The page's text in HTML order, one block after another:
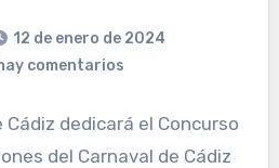
12 de enero de 2024
comentarios
dedicará el Concurso
del Carnaval de Cádiz